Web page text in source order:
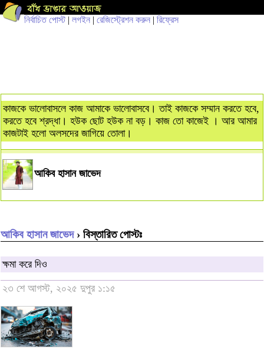
নির্বাচিত পোস্ট| লগইন | রেজিস্ট্রেশন করুন | রিফ্রেস
কাজকে ভালোবাসলে কাজ আমাকে ভালোবাসবে। তাই কাজকে সম্মান করতে হবে,
করতে হবে শ্রদ্ধা। হউক ছোট হউক না বড়। কাজ তো কাজেই । আর আমার
কাজটাই হলো অলসদের জাগিয়ে তোলা।
আকিব হাসান জাভেদ
আকিব হাসান জাভেদ› বিস্তারিত পোস্টঃ
ক্ষমা করে দিও
২৩ শে আগস্ট, ২০২৫ দুপুর ১:১৫